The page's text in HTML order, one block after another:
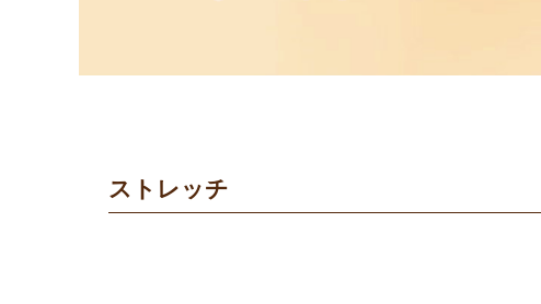
ストレッチ